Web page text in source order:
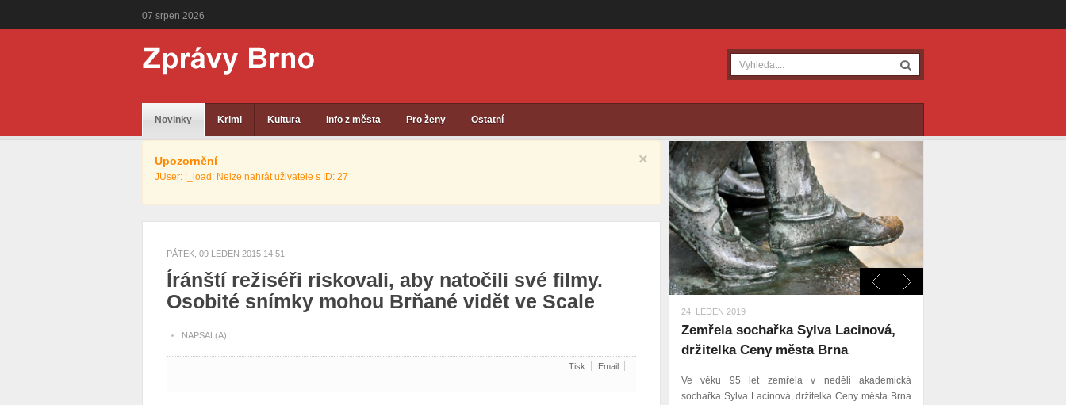
07 srpen 2026
Novinky Krimi Kultura Info z města Pro ženy Ostatní
×
Upozornění
JUser: :_load: Nelze nahrát uživatele s ID: 27
PÁTEK, 09 LEDEN 2015 14:51
Íránští režiséři riskovali, aby natočili své filmy.
Osobité snímky mohou Brňané vidět ve Scale
NAPSAL(A)
Tisk Email
24. LEDEN 2019
Zemřela sochařka Sylva Lacinová,
držitelka Ceny města Brna
Ve věku 95 let zemřela v neděli akademická
sochařka Sylva Lacinová, držitelka Ceny města Brna